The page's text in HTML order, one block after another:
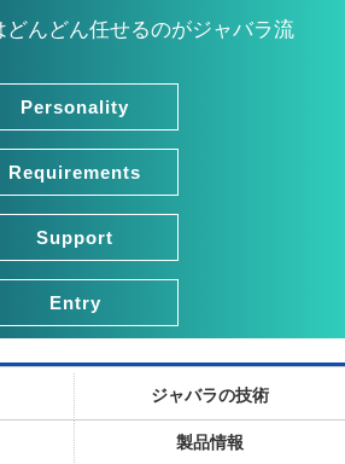
んどん任せるのがジャバラ流
Personality
Requirements
Support
Entry
ジャバラの技術
製品情報